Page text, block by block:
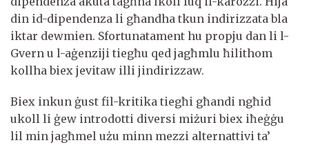
din id-dipendenza li għandha tkun indirizzata bla
iktar dewmien. Sfortunatament hu propju dan li l-
Gvern u l-aġenziji tiegħu qed jagħmlu ħilithom
kollha biex jevitaw illi jindirizzaw.
Biex inkun ġust fil-kritika tiegħi għandi ngħid
ukoll li ġew introdotti diversi miżuri biex iħeġġu
lil min jagħmel użu minn mezzi alternattivi ta’